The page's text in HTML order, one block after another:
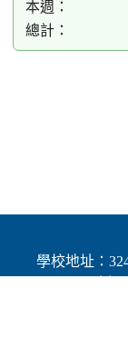
本週：
總計：
學校地址：